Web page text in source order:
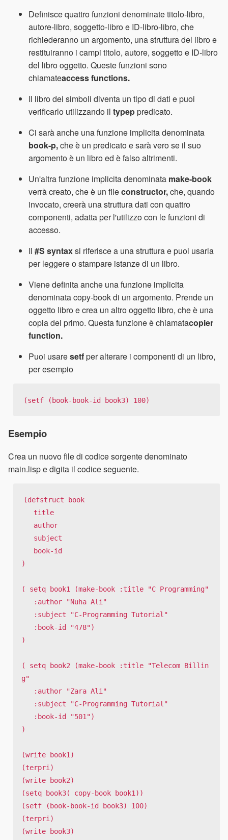
Definisce quattro funzioni denominate titolo-libro,
autore-libro, soggetto-libro e ID-libro-libro, che
richiederanno un argomento, una struttura del libro e
restituiranno i campi titolo, autore, soggetto e ID-libro
del libro oggetto. Queste funzioni sono
chiamateaccess functions.
Il libro dei simboli diventa un tipo di dati e puoi
verificarlo utilizzando il typeppredicato.
Ci sarà anche una funzione implicita denominata
book-p,che è un predicato e sarà vero se il suo
argomento è un libro ed è falso altrimenti.
Un'altra funzione implicita denominata make-book
verrà creato, che è un fileconstructor,che, quando
invocato, creerà una struttura dati con quattro
componenti, adatta per l'utilizzo con le funzioni di
accesso.
Il #S syntaxsi riferisce a una struttura e puoi usarla
per leggere o stampare istanze di un libro.
Viene definita anche una funzione implicita
denominata copy-book di un argomento. Prende un
oggetto libro e crea un altro oggetto libro, che è una
copia del primo. Questa funzione è chiamatacopier
function.
Puoi usaresetfper alterare i componenti di un libro,
per esempio
(setf (book-book-id book3) 100)
Esempio
Crea un nuovo file di codice sorgente denominato
main.lisp e digita il codice seguente.
(defstruct book
)
( setq book1 (make-book :title "C Programming"
)
( setq book2 (make-book :title "Telecom Billin
g"
)
(write book1)
(terpri)
(write book2)
(setq book3( copy-book book1))
(setf (book-book-id book3) 100)
(terpri)
(write book3)